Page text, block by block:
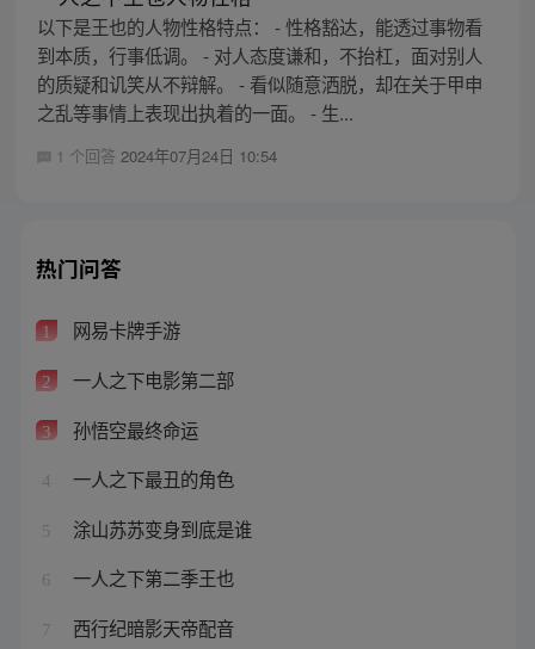
以下是王也的人物性格特点： - 性格豁达，能透过事物看
到本质，行事低调。 - 对人态度谦和，不抬杠，面对别人
的质疑和讥笑从不辩解。 - 看似随意洒脱，却在关于甲申
之乱等事情上表现出执着的一面。 - 生...
1 个回答 2024年07月24日 10:54
热门问答
1 网易卡牌手游
2 一人之下电影第二部
3 孙悟空最终命运
4 一人之下最丑的角色
5 涂山苏苏变身到底是谁
6 一人之下第二季王也
7 西行纪暗影天帝配音